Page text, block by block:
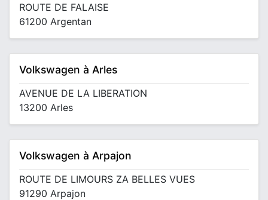
ROUTE DE FALAISE
61200 Argentan
Volkswagen à Arles
AVENUE DE LA LIBERATION
13200 Arles
Volkswagen à Arpajon
ROUTE DE LIMOURS ZA BELLES VUES
91290 Arpajon